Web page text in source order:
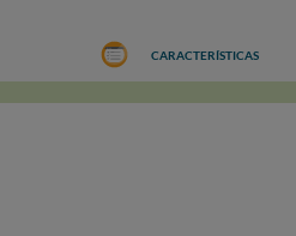
CARACTERÍSTICAS